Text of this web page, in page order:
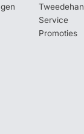
Service
Promoties